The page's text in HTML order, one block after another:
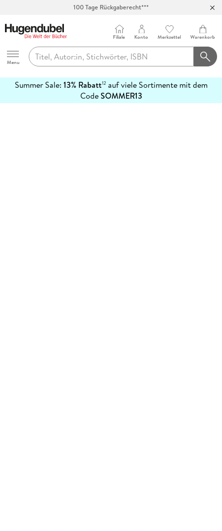
100 Tage Rückgaberecht***
Hugendubel
Menu
Filiale Konto Merkzettel Warenkorb
Summer Sale: 13% Rabatt12auf viele Sortimente mit dem
CodeSOMMER13
erfahren